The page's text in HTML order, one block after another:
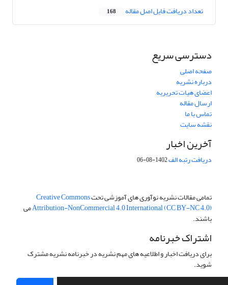
تعداد دریافت فایل اصل مقاله 168
دسترسی سریع
صفحه اصلی
درباره نشریه
اعضای هیات تحریریه
ارسال مقاله
تماس با ما
نقشه سایت
آخرین اخبار
دریافت رتبه الف1402-08-06
تمامی مقالات نشریه نوآوری های آموزشی تحتCreative Commons
Attribution-NonCommercial 4.0 International (CC BY-NC 4.0)می
باشند.
اشتراک خبرنامه
برای دریافت اخبار و اطلاعیه های مهم نشریه در خبرنامه نشریه مشترک
شوید.